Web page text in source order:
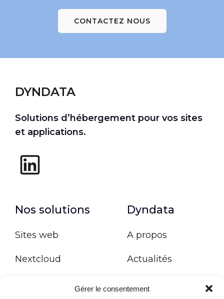
Gérer le consentement
CONTACTEZ NOUS
DYNDATA
Solutions d’hébergement pour vos sites
et applications.
Nos solutions
Sites web
Nextcloud
Dyndata
A propos
Actualités